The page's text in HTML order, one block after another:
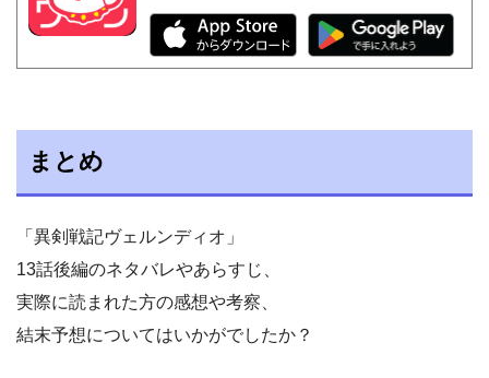
まとめ
「異剣戦記ヴェルンディオ」
13話後編のネタバレやあらすじ、
実際に読まれた方の感想や考察、
結末予想についてはいかがでしたか？